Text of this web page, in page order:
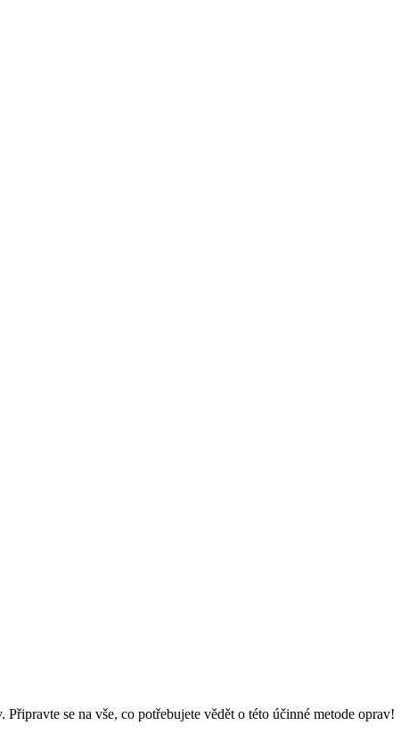
se na vše, co potřebujete vědět o této účinné metode oprav!